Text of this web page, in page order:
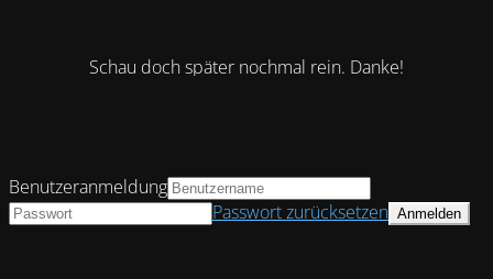
Schau doch später nochmal rein. Danke!
Benutzeranmeldung
Passwort zurücksetzen